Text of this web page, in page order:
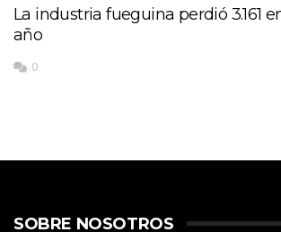
La industria fueguina perdió 3.161
año
0
SOBRE NOSOTROS